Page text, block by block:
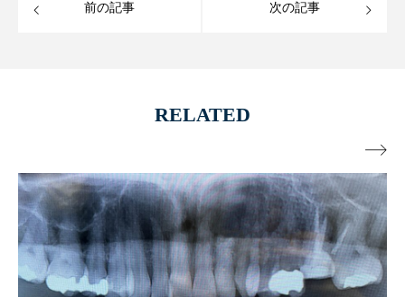
前の記事 次の記事
RELATED
